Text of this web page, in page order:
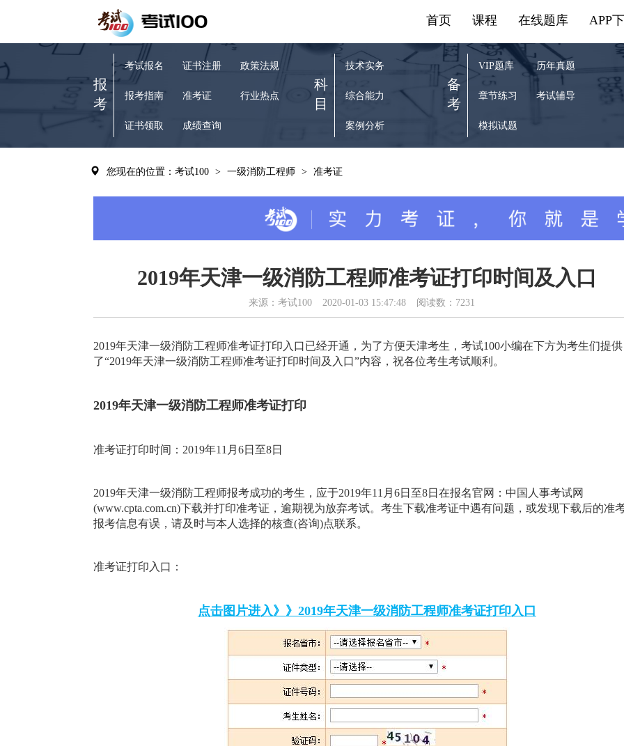
APP
在线题库
课程
首页
报
考
考试报名
报考指南
证书领取
证书注册
准考证
成绩查询
政策法规
行业热点
科
目
技术实务
综合能力
案例分析
备
考
VIP题库
章节练习
模拟试题
历年真题
考试辅导
您现在的位置：考试100 > 一级消防工程师 > 准考证
2019年天津一级消防工程师准考证打印时间及入口
来源：考试100 2020-01-03 15:47:48 阅读数：7231
2019年天津一级消防工程师准考证打印入口已经开通，为了方便天津考生，考试100小编在下方为考生们提供
了“2019年天津一级消防工程师准考证打印时间及入口”内容，祝各位考生考试顺利。
2019年天津一级消防工程师准考证打印
准考证打印时间：2019年11月6日至8日
2019年天津一级消防工程师报考成功的考生，应于2019年11月6日至8日在报名官网：中国人事考试网
(www.cpta.com.cn)下载并打印准考证，逾期视为放弃考试。考生下载准考证中遇有问题，或发现下载后的准
报考信息有误，请及时与本人选择的核查(咨询)点联系。
准考证打印入口：
点击图片进入》》2019年天津一级消防工程师准考证打印入口